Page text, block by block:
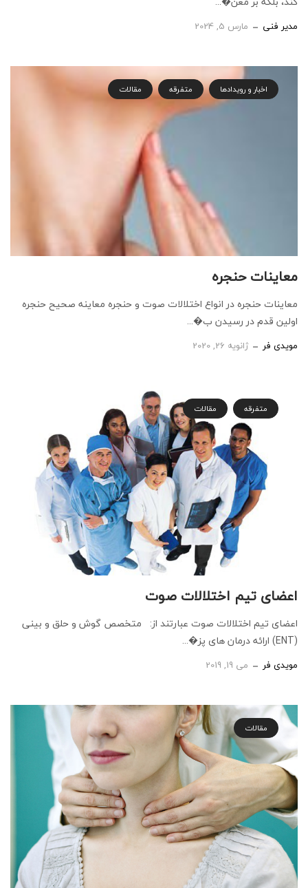
مدیر فنی مارس 5, 2024
اخبار و رویدادها متفرقه مقالات
معاینات حنجره
معاینات حنجره در انواع اختلالات صوت و حنجره معاینه صحیح حنجره
اولین قدم در رسیدن ب�...
مویدی فر ژانویه 26, 2020
متفرقه مقالات
اعضای تیم اختلالات صوت
اعضای تیم اختلالات صوت عبارتند از: متخصص گوش و حلق و بینی
(ENT) ارائه درمان های پز�...
مویدی فر می 19, 2019
مقالات